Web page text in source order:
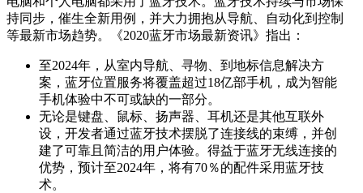
持同步，催生全新用例，并大力拥抱从导航、自动化到控制
等最新市场趋势。《2020蓝牙市场最新资讯》指出：
至2024年，从室内导航、寻物、到地标信息解决方
案，蓝牙位置服务将覆盖超过18亿部手机，成为智能
手机体验中不可或缺的一部分。
无论是键盘、鼠标、扬声器、耳机还是其他互联外
设，开发者通过蓝牙技术摆脱了连接线的束缚，并创
建了可靠且简洁的用户体验。得益于蓝牙无线连接的
优势，预计至2024年，将有70％的配件采用蓝牙技
术。